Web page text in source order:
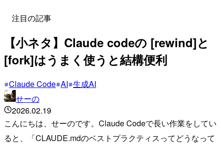
注目の記事
【小ネタ】Claude codeの [rewind]と
[fork]はうまく使うと結構便利
Claude Code AI 生成AI
せーの
2026.02.19
こんにちは、せーのです。Claude Codeで長い作業をしてい
ると、「CLAUDE.mdのベストプラクティスってどうなって